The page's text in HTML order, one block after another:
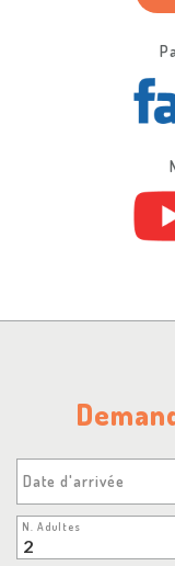
Date d'arrivée
N. Adultes